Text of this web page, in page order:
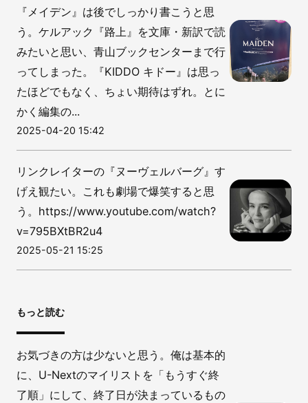
『メイデン』は後でしっかり書こうと思
う。ケルアック『路上』を文庫・新訳で読
みたいと思い、青山ブックセンターまで行
ってしまった。『KIDDO キドー』は思っ
たほどでもなく、ちょい期待はずれ。とに
かく編集の...
2025-04-20 15:42
リンクレイターの『ヌーヴェルバーグ』す
げえ観たい。これも劇場で爆笑すると思
う。https://www.youtube.com/watch?
v=795BXtBR2u4
2025-05-21 15:25
もっと読む
お気づきの方は少ないと思う。俺は基本的
に、U-Nextのマイリストを「もうすぐ終
了順」にして、終了日が決まっているもの